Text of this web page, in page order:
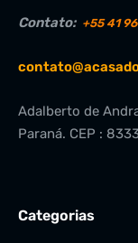
Contato: +55 41
Adalberto de
Paraná. CEP :
Categorias